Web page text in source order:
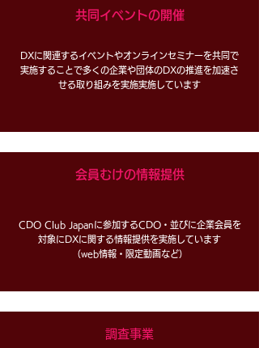
共同イベントの開催
DXに関連するイベントやオンラインセミナーを共同で
実施することで多くの企業や団体のDXの推進を加速さ
せる取り組みを実施実施しています
会員むけの情報提供
CDO Club Japanに参加するCDO・並びに企業会員を
対象にDXに関する情報提供を実施しています
​（web情報・限定動画など）
調査事業